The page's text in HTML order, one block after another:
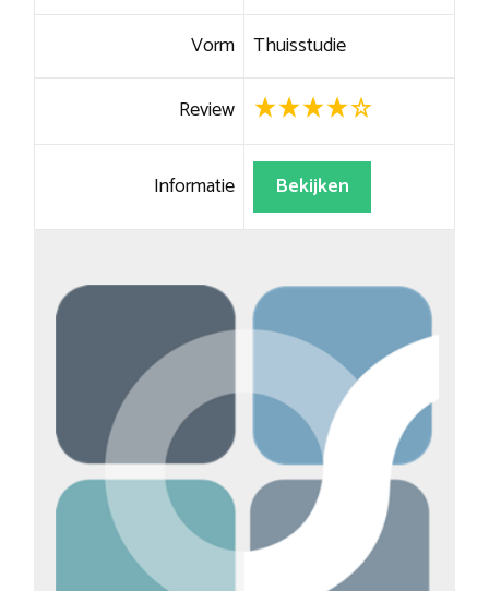
Vorm Thuisstudie
Review
Informatie Bekijken